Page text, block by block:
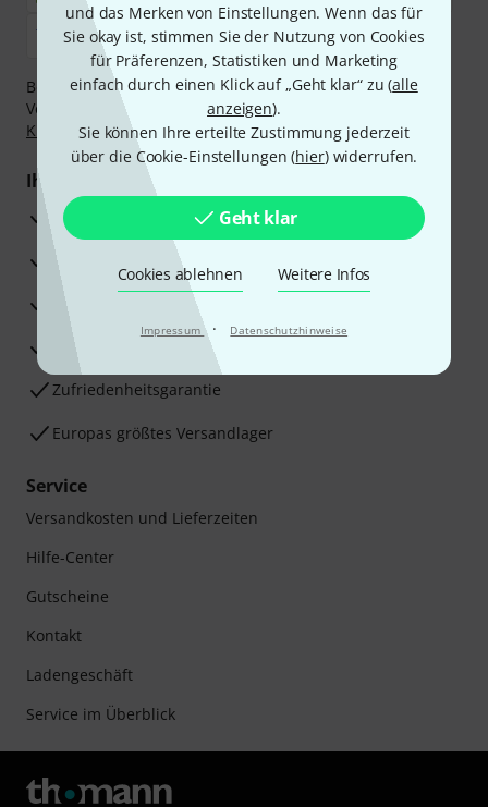
und das Merken von Einstellungen. Wenn das für
Sie okay ist, stimmen Sie der Nutzung von Cookies
für Präferenzen, Statistiken und Marketing
einfach durch einen Klick auf „Geht klar“ zu (alle
anzeigen).
Sie können Ihre erteilte Zustimmung jederzeit
über die Cookie-Einstellungen (hier) widerrufen.
Geht klar
Cookies ablehnen Weitere Infos
Impressum · Datenschutzhinweise
Bezahlen Sie vertraulich und sicher per Nachnahme,
Vorkasse, PayPal, Amazon Pay,Klarna Sofort bezahlen
Klarna Ratenzahlungoder Kreditkarte.
Ihre Vorteile
3 Jahre Thomann Garantie
30 Tage Money-Back-Garantie
Beratung durch Fachexperten
Zufriedenheitsgarantie
Europas größtes Versandlager
Service
Versandkosten und Lieferzeiten
Hilfe-Center
Gutscheine
Kontakt
Ladengeschäft
Service im Überblick